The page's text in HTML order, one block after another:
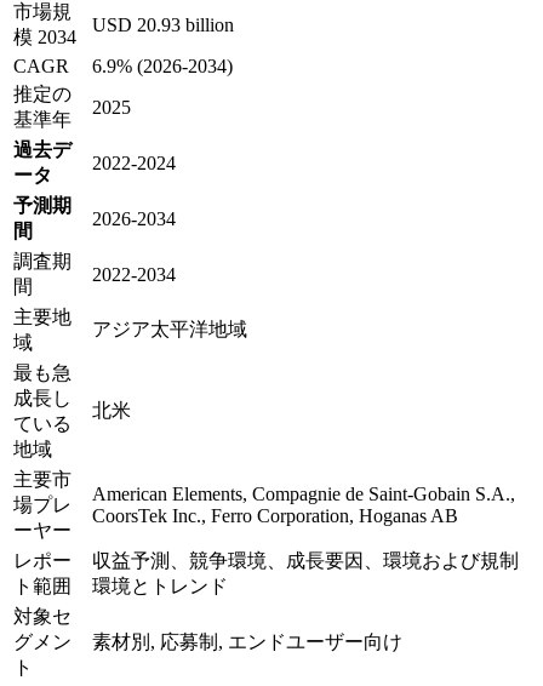
市場規
模 2034
USD 20.93 billion
CAGR
6.9% (2026-2034)
推定の
基準年
2025
過去デ
ータ
2022-2024
予測期
間
2026-2034
調査期
間
2022-2034
主要地
域
アジア太平洋地域
最も急
成長し
ている
地域
北米
主要市
場プレ
ーヤー
American Elements, Compagnie de Saint-Gobain S.A.,
CoorsTek Inc., Ferro Corporation, Hoganas AB
レポー
ト範囲
収益予測、競争環境、成長要因、環境および規制
環境とトレンド
対象セ
グメン
ト
素材別, 応募制, エンドユーザー向け